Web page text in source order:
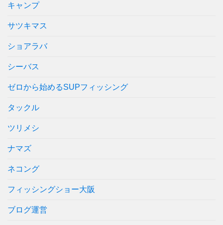
キャンプ
サツキマス
ショアラバ
シーバス
ゼロから始めるSUPフィッシング
タックル
ツリメシ
ナマズ
ネコング
フィッシングショー大阪
ブログ運営